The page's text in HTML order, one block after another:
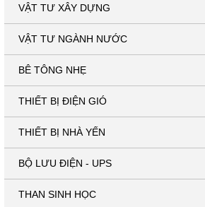
VẬT TƯ XÂY DỰNG
VẬT TƯ NGÀNH NƯỚC
BÊ TÔNG NHẸ
THIẾT BỊ ĐIỆN GIÓ
THIẾT BỊ NHÀ YẾN
BỘ LƯU ĐIỆN - UPS
THAN SINH HỌC